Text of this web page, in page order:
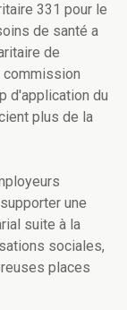
331 pour le
de santé a
de
commission
d'application du
plus de la
une
suite à la
sociales,
places